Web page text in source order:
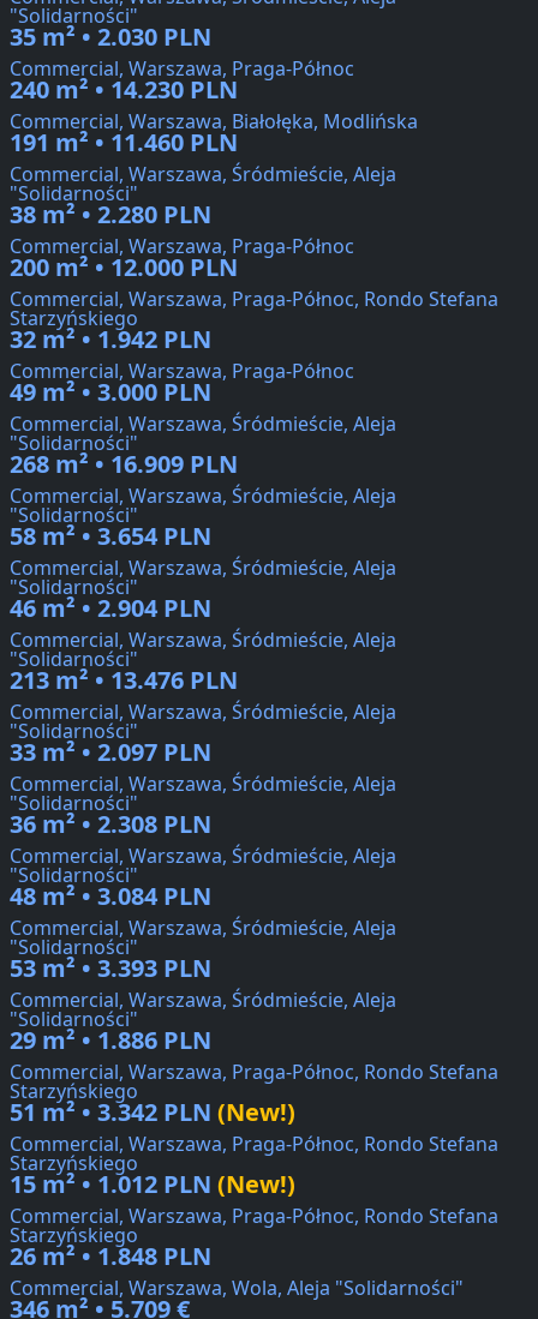
"Solidarności"
35 m² • 2.030 PLN
Commercial, Warszawa, Praga-Północ
240 m² • 14.230 PLN
Commercial, Warszawa, Białołęka, Modlińska
191 m² • 11.460 PLN
Commercial, Warszawa, Śródmieście, Aleja
"Solidarności"
38 m² • 2.280 PLN
Commercial, Warszawa, Praga-Północ
200 m² • 12.000 PLN
Commercial, Warszawa, Praga-Północ, Rondo Stefana
Starzyńskiego
32 m² • 1.942 PLN
Commercial, Warszawa, Praga-Północ
49 m² • 3.000 PLN
Commercial, Warszawa, Śródmieście, Aleja
"Solidarności"
268 m² • 16.909 PLN
Commercial, Warszawa, Śródmieście, Aleja
"Solidarności"
58 m² • 3.654 PLN
Commercial, Warszawa, Śródmieście, Aleja
"Solidarności"
46 m² • 2.904 PLN
Commercial, Warszawa, Śródmieście, Aleja
"Solidarności"
213 m² • 13.476 PLN
Commercial, Warszawa, Śródmieście, Aleja
"Solidarności"
33 m² • 2.097 PLN
Commercial, Warszawa, Śródmieście, Aleja
"Solidarności"
36 m² • 2.308 PLN
Commercial, Warszawa, Śródmieście, Aleja
"Solidarności"
48 m² • 3.084 PLN
Commercial, Warszawa, Śródmieście, Aleja
"Solidarności"
53 m² • 3.393 PLN
Commercial, Warszawa, Śródmieście, Aleja
"Solidarności"
29 m² • 1.886 PLN
Commercial, Warszawa, Praga-Północ, Rondo Stefana
Starzyńskiego
51 m² • 3.342 PLN (New!)
Commercial, Warszawa, Praga-Północ, Rondo Stefana
Starzyńskiego
15 m² • 1.012 PLN (New!)
Commercial, Warszawa, Praga-Północ, Rondo Stefana
Starzyńskiego
26 m² • 1.848 PLN
Commercial, Warszawa, Wola, Aleja "Solidarności"
346 m² • 5.709 €